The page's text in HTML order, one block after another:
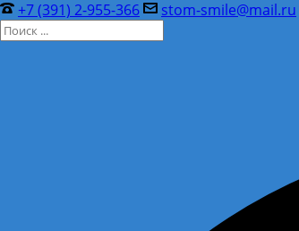
+7 (391) 2-955-366 stom-smile@mail.ru